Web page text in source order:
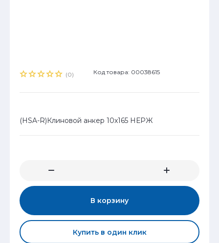
(0) Код товара: 00038615
(HSA-R)Клиновой анкер 10x165 НЕРЖ
В корзину
Купить в один клик